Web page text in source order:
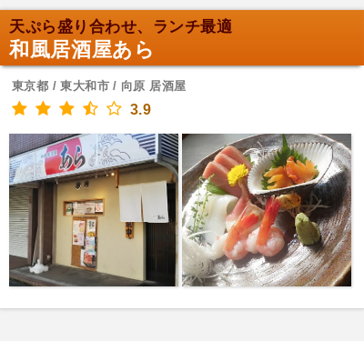
天ぷら盛り合わせ、ランチ最適
和風居酒屋あら
東京都 / 東大和市 / 向原 居酒屋
3.9